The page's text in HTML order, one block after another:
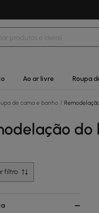
Ao ar livre Roupa
de cama e banho /
do
filtro